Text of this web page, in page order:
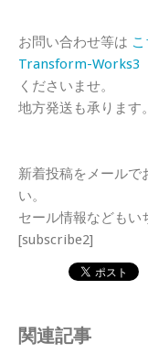
お問い合わせ等は
Transform-Works3
くださいませ。
地方発送も承ります
新着投稿をメールで
い。
セール情報などもい
[subscribe2]
関連記事